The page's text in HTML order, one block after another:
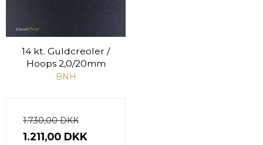
14 kt. Guldcreoler /
Hoops 2,0/20mm
BNH
1.730,00 DKK
1.211,00 DKK